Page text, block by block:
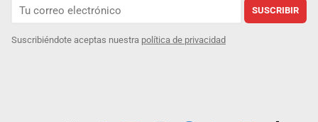
SUSCRIBIR
Suscribiéndote aceptas nuestra política de privacidad